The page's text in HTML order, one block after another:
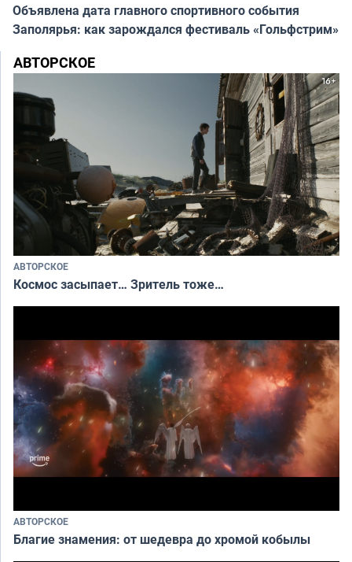
Объявлена дата главного спортивного события
Заполярья: как зарождался фестиваль «Гольфстрим»
АВТОРСКОЕ
АВТОРСКОЕ
Космос засыпает… Зритель тоже…
АВТОРСКОЕ
Благие знамения: от шедевра до хромой кобылы